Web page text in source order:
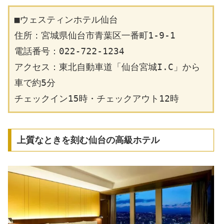
■ウェスティンホテル仙台
住所：宮城県仙台市青葉区一番町1-9-1
電話番号：022-722-1234
アクセス：東北自動車道「仙台宮城I.C」から
車で約5分
チェックイン15時・チェックアウト12時
上質なときを刻む仙台の高級ホテル